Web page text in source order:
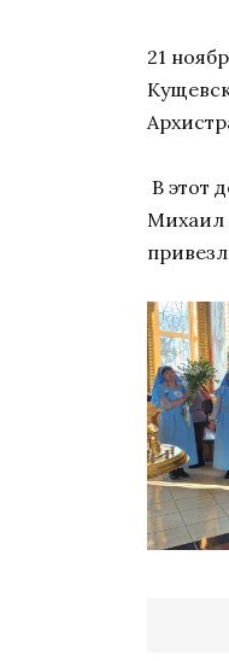
21
В этот
Михаил